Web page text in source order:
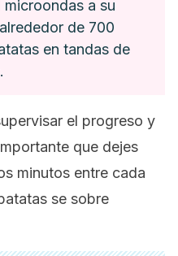
a su
de 700
en tandas de
el progreso y
que dejes
minutos entre cada
se sobre